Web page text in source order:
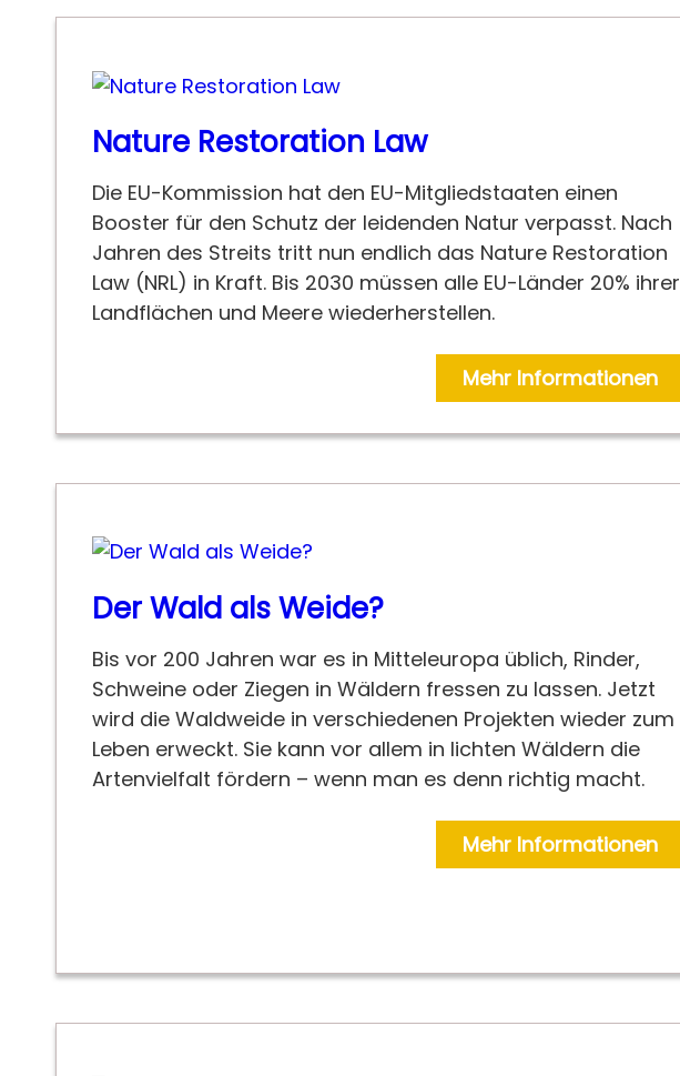
Nature Restoration Law
Die EU-Kommission hat den EU-Mitgliedstaaten einen
Booster für den Schutz der leidenden Natur verpasst. Nach
Jahren des Streits tritt nun endlich das Nature Restoration
Law (NRL) in Kraft. Bis 2030 müssen alle EU-Länder 20% ihrer
Landflächen und Meere wiederherstellen.
Mehr Informationen
Der Wald als Weide?
Bis vor 200 Jahren war es in Mitteleuropa üblich, Rinder,
Schweine oder Ziegen in Wäldern fressen zu lassen. Jetzt
wird die Waldweide in verschiedenen Projekten wieder zum
Leben erweckt. Sie kann vor allem in lichten Wäldern die
Artenvielfalt fördern – wenn man es denn richtig macht.
Mehr Informationen